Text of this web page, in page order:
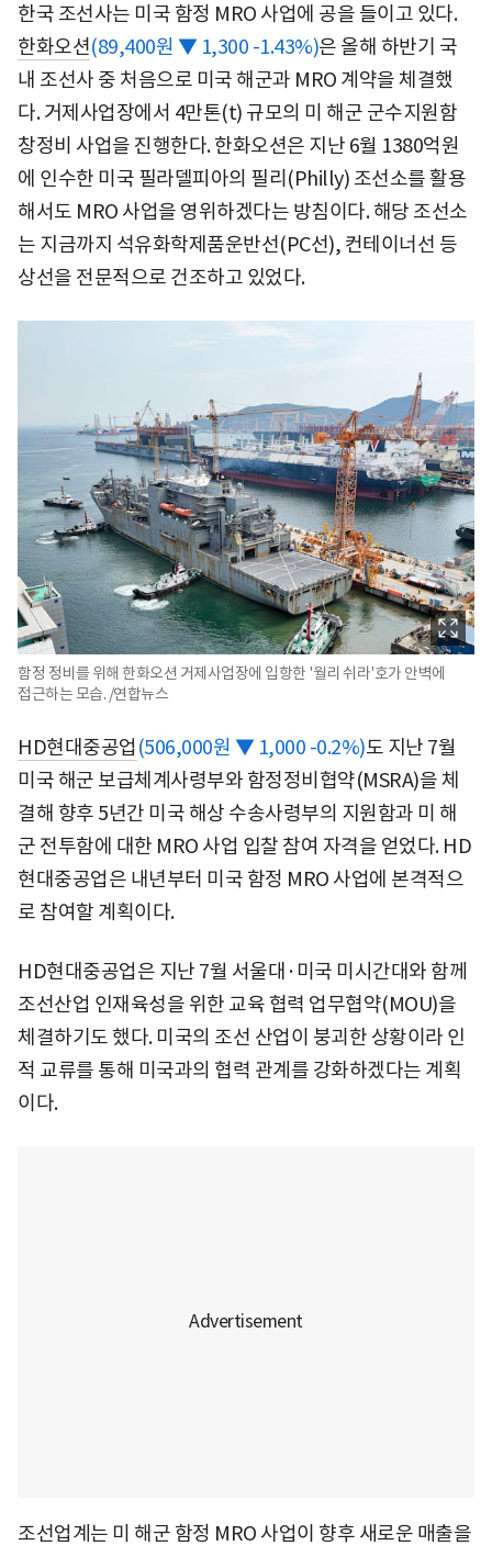
한국 조선사는 미국 함정 MRO 사업에 공을 들이고 있다.
한화오션(89,400원 ▼ 1,300 -1.43%)은 올해 하반기 국
내 조선사 중 처음으로 미국 해군과 MRO 계약을 체결했
다. 거제사업장에서 4만톤(t) 규모의 미 해군 군수지원함
창정비 사업을 진행한다. 한화오션은 지난 6월 1380억원
에 인수한 미국 필라델피아의 필리(Philly) 조선소를 활용
해서도 MRO 사업을 영위하겠다는 방침이다. 해당 조선소
는 지금까지 석유화학제품운반선(PC선), 컨테이너선 등
상선을 전문적으로 건조하고 있었다.
함정 정비를 위해 한화오션 거제사업장에 입항한 '월리 쉬라'호가 안벽에
접근하는 모습. /연합뉴스
HD현대중공업 (506,000원 ▼ 1,000 -0.2%)도 지난 7월
미국 해군 보급체계사령부와 함정정비협약(MSRA)을 체
결해 향후 5년간 미국 해상 수송사령부의 지원함과 미 해
군 전투함에 대한 MRO 사업 입찰 참여 자격을 얻었다. HD
현대중공업은 내년부터 미국 함정 MRO 사업에 본격적으
로 참여할 계획이다.
HD현대중공업은 지난 7월 서울대·미국 미시간대와 함께
조선산업 인재육성을 위한 교육 협력 업무협약(MOU)을
체결하기도 했다. 미국의 조선 산업이 붕괴한 상황이라 인
적 교류를 통해 미국과의 협력 관계를 강화하겠다는 계획
이다.
조선업계는 미 해군 함정 MRO 사업이 향후 새로운 매출을